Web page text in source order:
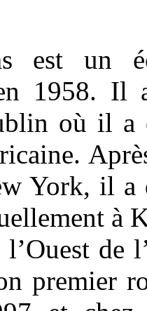
est un
1958. Il
où il a
York, il a
à
l’Ouest de
premier